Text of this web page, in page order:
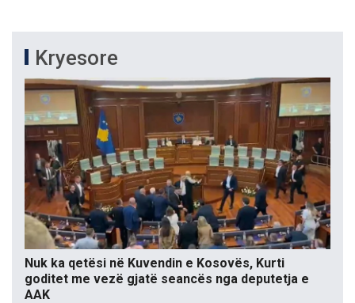
Kryesore
Nuk ka qetësi në Kuvendin e Kosovës, Kurti
goditet me vezë gjatë seancës nga deputetja e
AAK